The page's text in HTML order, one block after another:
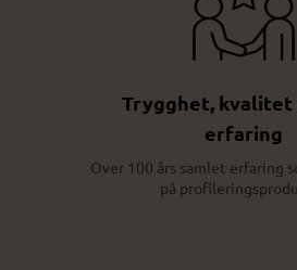
Trygghet, kvalitet
erfaring
Over 100 års samlet erfaring
på